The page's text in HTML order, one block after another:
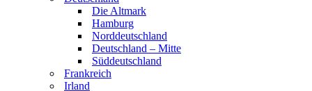
Die Altmark
Hamburg
Norddeutschland
Deutschland – Mitte
Süddeutschland
Frankreich
Irland